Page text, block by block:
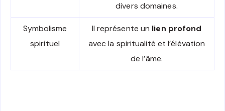
divers domaines.
Symbolisme
spirituel
Il représente un lien profond
avec la spiritualité et l’élévation
de l’âme.